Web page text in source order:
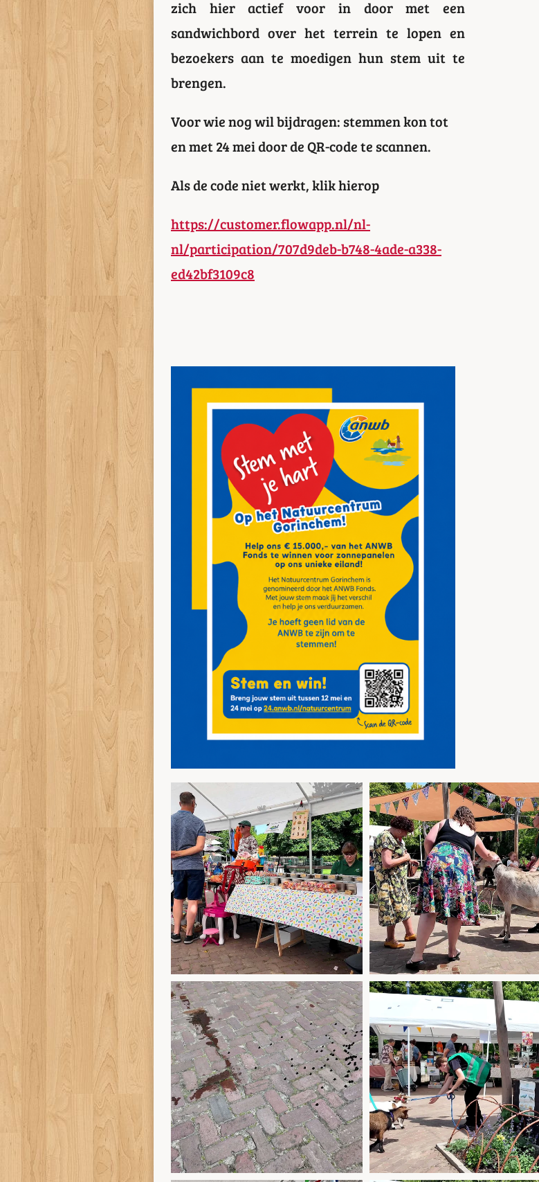
zich hier actief voor in door met een
sandwichbord over het terrein te lopen en
bezoekers aan te moedigen hun stem uit te
brengen.
Voor wie nog wil bijdragen: stemmen kon tot
en met 24 mei door de QR-code te scannen.
Als de code niet werkt, klik hierop
https://customer.flowapp.nl/nl-
nl/participation/707d9deb-b748-4ade-a338-
ed42bf3109c8